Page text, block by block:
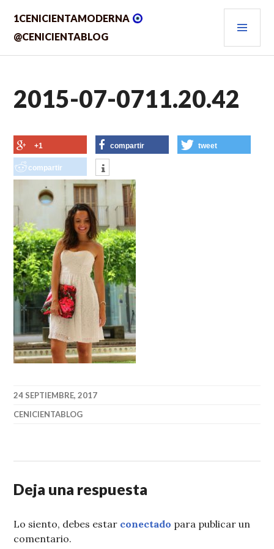
contenido.
1CENICIENTAMODERNA
@CENICIENTABLOG
2015-07-0711.20.42
+1 compartir tweet
compartir
24 SEPTIEMBRE, 2017
CENICIENTABLOG
Deja una respuesta
Lo siento, debes estar conectado para publicar un
comentario.